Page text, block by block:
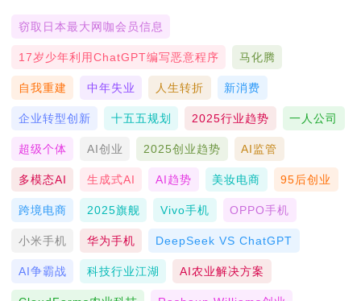
窃取日本最大网咖会员信息
17岁少年利用ChatGPT编写恶意程序 马化腾
自我重建 中年失业 人生转折 新消费
企业转型创新 十五五规划 2025行业趋势 一人公司
超级个体 AI创业 2025创业趋势 AI监管
多模态AI 生成式AI AI趋势 美妆电商 95后创业
跨境电商 2025旗舰 Vivo手机 OPPO手机
小米手机 华为手机 DeepSeek VS ChatGPT
AI争霸战 科技行业江湖 AI农业解决方案